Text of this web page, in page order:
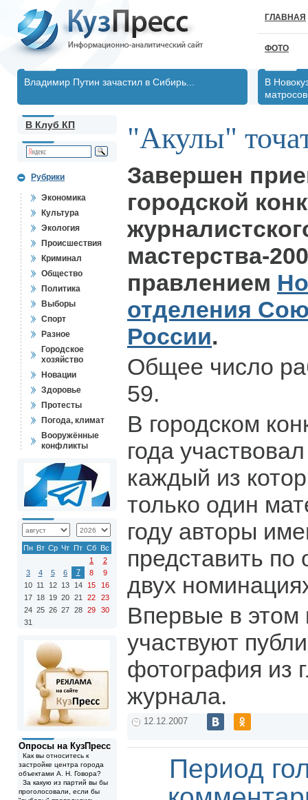
ГЛАВНАЯ
ФОТО
Владимир Путин зачастил в Сибирь...
В
В Клуб КП
Рубрики
Экономика
Культура
Экология
Происшествия
Криминал
Общество
Политика
Выборы
Спорт
Разное
Городское
хозяйство
Новации
Здоровье
Протесты
Погода, климат
Вооружённые
конфликты
Пн Вт Ср Чт Пт Сб Вс
1
2
3
4 5 6 7 8
9
10 11 12 13 14 15
16
17 18 19 20 21 22
23
24 25 26 27 28 29
30
31
Опросы на КузПресс
Как вы относитесь к
застройке центра города
объектами А. Н. Говора?
За какую из партий вы бы
проголосовали, если бы
"Акулы"
Завершен
городской
мастерства-
правлением
отделения
России.
Общее число
59.
В городском
года
каждый из
только один
году авторы
представить по
двух
Впервые в этом
участвуют
фотография из
журнала.
12.12.2007
Период